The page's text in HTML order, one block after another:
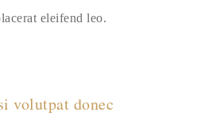
eleifend leo.
volutpat donec